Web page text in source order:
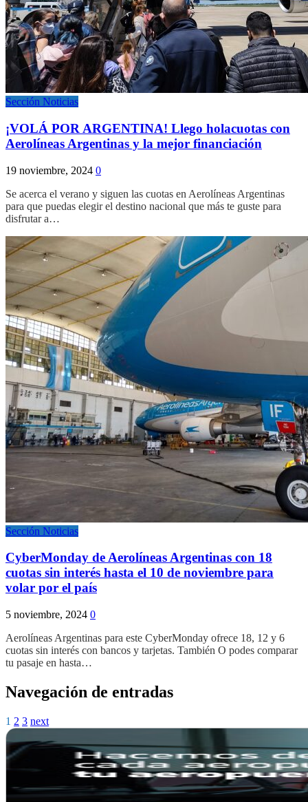
Sección Noticias
¡VOLÁ POR ARGENTINA! Llego holacuotas con
Aerolíneas Argentinas y la mejor financiación
19 noviembre, 2024 0
Se acerca el verano y siguen las cuotas en Aerolíneas Argentinas
para que puedas elegir el destino nacional que más te guste para
disfrutar a…
Sección Noticias
CyberMonday de Aerolíneas Argentinas con 18
cuotas sin interés hasta el 10 de noviembre para
volar por el país
5 noviembre, 2024 0
Aerolíneas Argentinas para este CyberMonday ofrece 18, 12 y 6
cuotas sin interés con bancos y tarjetas. También O podes comparar
tu pasaje en hasta…
Navegación de entradas
1 2 3 next